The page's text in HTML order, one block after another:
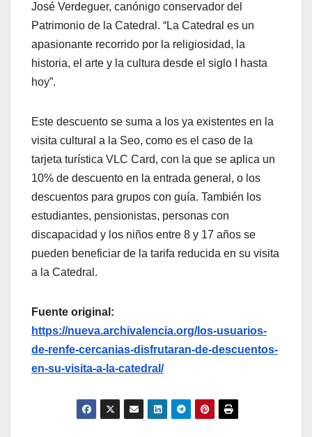
José Verdeguer, canónigo conservador del
Patrimonio de la Catedral. “La Catedral es un
apasionante recorrido por la religiosidad, la
historia, el arte y la cultura desde el siglo I hasta
hoy”.
Este descuento se suma a los ya existentes en la
visita cultural a la Seo, como es el caso de la
tarjeta turística VLC Card, con la que se aplica un
10% de descuento en la entrada general, o los
descuentos para grupos con guía. También los
estudiantes, pensionistas, personas con
discapacidad y los niños entre 8 y 17 años se
pueden beneficiar de la tarifa reducida en su visita
a la Catedral.
Fuente original:
https://nueva.archivalencia.org/los-usuarios-
de-renfe-cercanias-disfrutaran-de-descuentos-
en-su-visita-a-la-catedral/